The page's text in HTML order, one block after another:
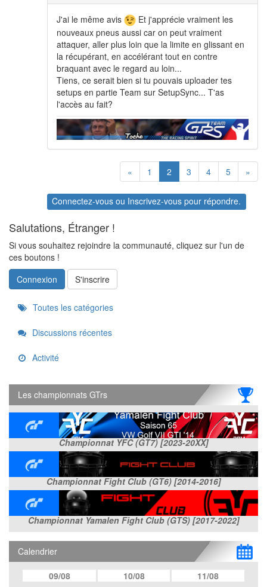
J'ai le même avis
Et j'apprécie vraiment les
nouveaux pneus aussi car on peut vraiment
attaquer, aller plus loin que la limite en glissant en
la récupérant, en accélérant tout en contre
braquant avec le regard au loin...
Tiens, ce serait bien si tu pouvais uploader tes
setups en partie Team sur SetupSync... T'as
l'accès au fait?
« 1 2 3 4 5 »
Connectez-vous ou Inscrivez-vous pour répondre.
Salutations, Étranger !
Si vous souhaitez rejoindre la communauté, cliquez sur l'un de
ces boutons !
Connexion
S'inscrire
Quick
Links
Toutes les catégories
Discussions récentes
Activité
Les championnats GTrs
Championnat YFC (GT7) [2023-20XX]
Championnat Fight Club (GT6) [2014-2016]
Championnat Yamalen Fight Club (GTS) [2017-2022]
Calendrier
09/08 10/08 11/08